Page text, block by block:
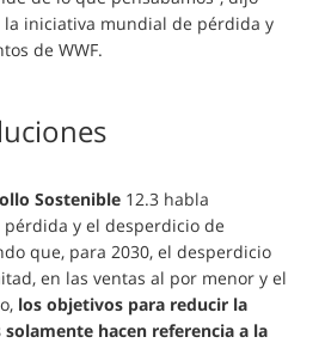
la iniciativa mundial de pérdida y
de WWF.
Sostenible 12.3 habla
y el desperdicio de
que, para 2030, el desperdicio
en las ventas al por menor y el
los objetivos para reducir la
hacen referencia a la